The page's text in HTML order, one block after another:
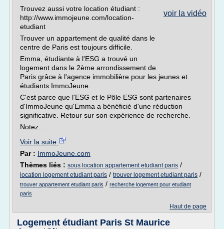
voir la vidéo
Trouvez aussi votre location étudiant :
http://www.immojeune.com/location-
etudiant
Trouver un appartement de qualité dans le
centre de Paris est toujours difficile.
Emma, étudiante à l'ESG a trouvé un
logement dans le 2ème arrondissement de
Paris grâce à l'agence immobilière pour les jeunes et
étudiants ImmoJeune.
C'est parce que l'ESG et le Pôle ESG sont partenaires
d'ImmoJeune qu'Emma a bénéficié d'une réduction
significative. Retour sur son expérience de recherche.
Notez...
Voir la suite
Par : ImmoJeune.com
Thèmes liés : sous location appartement etudiant paris /
location logement etudiant paris / trouver logement etudiant paris /
trouver appartement etudiant paris / recherche logement pour etudiant
paris
Haut de page
Logement étudiant Paris St Maurice